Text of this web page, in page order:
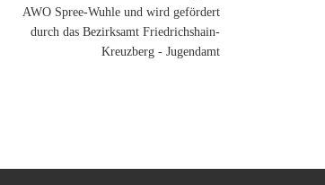
AWO Spree-Wuhle und wird gefördert
durch das Bezirksamt Friedrichshain-
Kreuzberg - Jugendamt